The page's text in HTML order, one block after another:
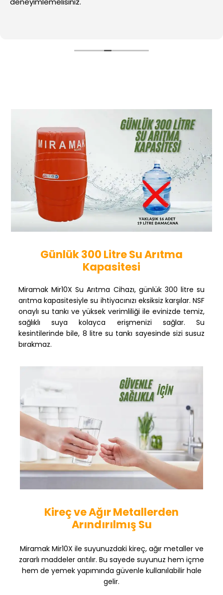
Günlük 300 Litre Su Arıtma
Kapasitesi
Miramak Mir10X Su Arıtma Cihazı, günlük 300 litre su
arıtma kapasitesiyle su ihtiyacınızı eksiksiz karşılar. NSF
onaylı su tankı ve yüksek verimliliği ile evinizde temiz,
sağlıklı suya kolayca erişmenizi sağlar. Su
kesintilerinde bile, 8 litre su tankı sayesinde sizi susuz
bırakmaz.
Kireç ve Ağır Metallerden
Arındırılmış Su
Miramak Mir10X ile suyunuzdaki kireç, ağır metaller ve
zararlı maddeler arıtılır. Bu sayede suyunuz hem içme
hem de yemek yapımında güvenle kullanılabilir hale
gelir.